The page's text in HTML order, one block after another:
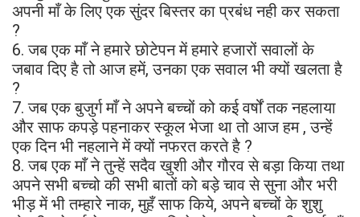
अपनी माँ के लिए एक सुंदर बिस्तर का प्रबंध नही कर सकता
?
6. जब एक माँ ने हमारे छोटेपन में हमारे हजारों सवालों के
जबाव दिए है तो आज हमें, उनका एक सवाल भी क्यों खलता है
?
7. जब एक बुजुर्ग माँ ने अपने बच्चों को कई वर्षों तक नहलाया
और साफ कपड़े पहनाकर स्कूल भेजा था तो आज हम , उन्हें
एक दिन भी नहलाने में क्यों नफरत करते है ?
8. जब एक माँ ने तुन्हें सदैव खुशी और गौरव से बड़ा किया तथा
अपने सभी बच्चो की सभी बातों को बड़े चाव से सुना और भरी
भीड़ में भी तम्हारे नाक, मुहँ साफ किये, अपने बच्चों के शुशु